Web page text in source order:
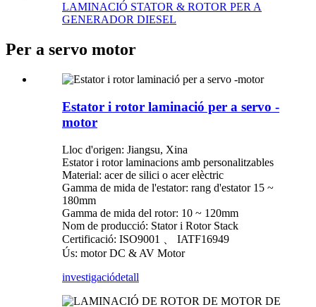
LAMINACIÓ STATOR & ROTOR PER A
GENERADOR DIESEL
Per a servo motor
Estator i rotor laminació per a servo -
motor
Lloc d'origen: Jiangsu, Xina
Estator i rotor laminacions amb personalitzables
Material: acer de silici o acer elèctric
Gamma de mida de l'estator: rang d'estator 15 ~
180mm
Gamma de mida del rotor: 10 ~ 120mm
Nom de producció: Stator i Rotor Stack
Certificació: ISO9001 、 IATF16949
Ús: motor DC & AV Motor
investigaciódetall